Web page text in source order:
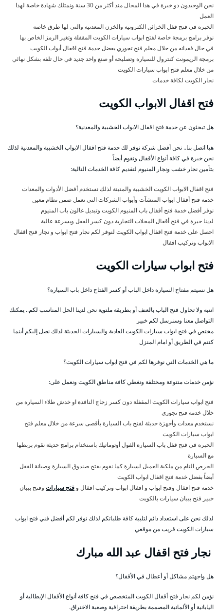
نحن الوحيدون ذو خبرة في هذا المجال منذ أكثر من 30 سنة ونمتلك شهادة خاصة لهذا
العمل
الخبرة في فتح قفل الخزائن الكترونية والخزن المعدنية والتي لها طرق خاصة
نوفر برامج برمجة خاصة لفتح ابواب سيارات الكويت المقفلة وتغير الرمز الخاص بها
في حال فقدانه من خلال معلم فتح تجوري بفضل خدمة فتح اقفال أبواب الكويت
برمجة الريمونت كنترول للسيارة وتصليحه أو صنع واحد جديد في حال تلفه بشكل نهائي
من خلال معلم فتح ابواب سيارات الكويت
نجار الكويت لكافة خدمات
فتح اقفال الابواب الكويت
هل تبحثون عن خدمة فتح اقفال الابواب الخشبية والمعدنية؟
هيا اتصل بنا.. نحن أفضل شركة نوفر لك خدمة فتح اقفال الابواب الخشبية والمعدنية لذلك
نحن خبرة في كافة أنواع الأقفال ونقوم أيضاً
بتأمين نجار خشب ونجار المنيوم لتقديم كافة الخدمات التالية:
فتح اقفال الابواب الكويت الخشبية والمتينة لذلك نستخدم أفضل الأدوات والمعدات
خدمة فتح أقفال ابواب المنشآت وأبواب الشركات التي تعمل ضمن نظام معين
نوفر أفضل خدمة فتح أقفال باب المنيوم الكويت وتبديل غالون باب المنيوم
لدينا خبرة في فتح أقفال المحلات التجارية دون كسر القفل وبسرعة عالية
احصل على خدمة فتح اقفال ابواب الكويت لنوفر لكم نجار فتح ابواب و نجار فتح اقفال
الابواب وتركيب اقفال
فتح ابواب سيارات الكويت
هل نسيتم مفتاح السيارة داخل الباب أو كسر الفتاح داخل باب السيارة؟
انتبه ولا تحاول فتح الباب بالعنف أو بطريقة ملتوية نحن لدينا الحل المناسب لكم.. يمكنك
التواصل معنا وسنرسل لكم خبير
مختص في فتح ابواب سيارات الكويت العادية والسيارات الحديثة لذلك نصل إليكم أينما
كنتم في الطريق أو امام المنزل
ما هي الخدمات التي نوفرها لكم في فتح ابواب سيارات الكويت؟
نؤمن خدمات متنوعة ومختلفة ونغطي كافة مناطق الكويت ونعمل على:
فتح ابواب سيارات الكويت المقفلة دون كسر زجاج النافذة او خدش طلاء السيارة من
خلال خدمة فتح تجوري
نستخدم معدات وأجهزة حديثة لفتح باب السيارة بأقصى سرعة من خلال معلم فتح
ابواب سيارات الكويت
الخبرة في فتح قفل باب السيارة الفول أوتوماتيك باستخدام برامج حديثة نقوم بربطها
مع السيارة
الحرص التام من ملكية العميل لسيارة كما نقوم بفتح صندوق السيارة وصيانة القفل
أيضاً بفضل خدمة فتح اقفال ابواب الكويت
خدمة فتح اقفال وفتح ابواب و اقفال ابواب وتركيب اقفال و فتح سيارات وفتح بيبان
خبير فتح بيبان سيارات بالكويت
لذلك نحن على استعداد دائم لتلبية كافة طلباتكم لذلك نوفر لكم أفضل فني فتح ابواب
سيارات الكويت قريب من موقعي
نجار فتح اقفال عبد الله مبارك
هل واجهتم مشاكل أو أعطال في الأقفال؟
نؤمن لكم نجار فتح أقفال الكويت المتخصص في فتح كافة أنواع الأقفال الإيطالية أو
اليابانية أو الألمانية المصممة بطريقة احترافية وصعبة الاختراق.